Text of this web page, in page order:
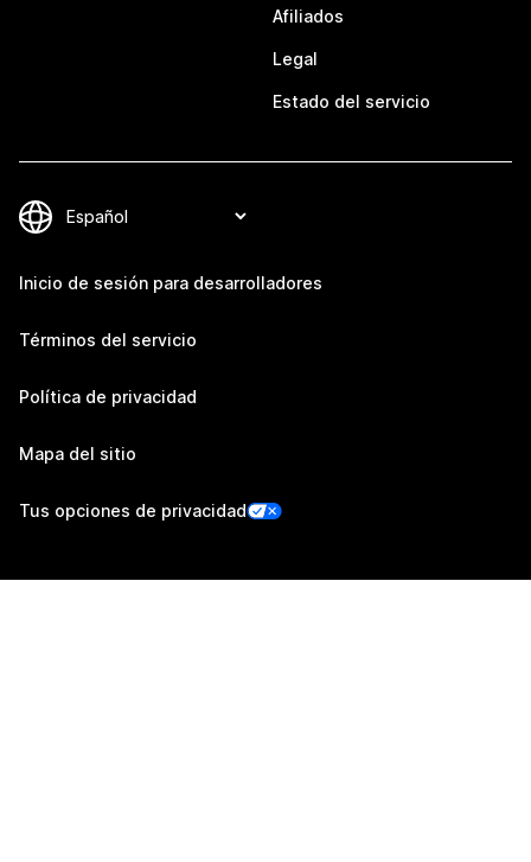
Afiliados
Legal
Estado del servicio
Inicio de sesión para desarrolladores
Términos del servicio
Política de privacidad
Mapa del sitio
Tus opciones de privacidad